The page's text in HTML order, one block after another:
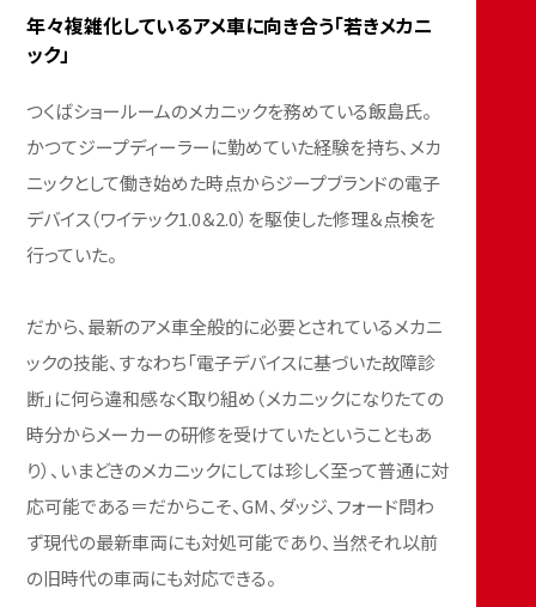
年々複雑化しているアメ車に向き合う「若きメカニ
ック」
つくばショールームのメカニックを務めている飯島氏。
かつてジープディーラーに勤めていた経験を持ち、メカ
ニックとして働き始めた時点からジープブランドの電子
デバイス（ワイテック1.0＆2.0）を駆使した修理＆点検を
行っていた。
だから、最新のアメ車全般的に必要とされているメカニ
ックの技能、すなわち「電子デバイスに基づいた故障診
断」に何ら違和感なく取り組め（メカニックになりたての
時分からメーカーの研修を受けていたということもあ
り）、いまどきのメカニックにしては珍しく至って普通に対
応可能である＝だからこそ、GM、ダッジ、フォード問わ
ず現代の最新車両にも対処可能であり、当然それ以前
の旧時代の車両にも対応できる。